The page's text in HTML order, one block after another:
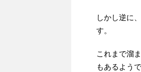
しかし逆に
す。
これまで溜
もあるようで